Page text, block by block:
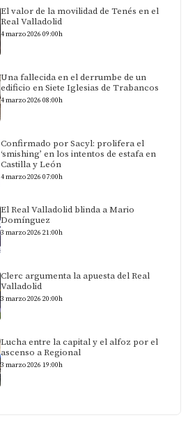
El valor de la movilidad de Tenés en el
Real Valladolid
4 marzo 2026 09:00h
Una fallecida en el derrumbe de un
edificio en Siete Iglesias de Trabancos
4 marzo 2026 08:00h
Confirmado por Sacyl: prolifera el
‘smishing’ en los intentos de estafa en
Castilla y León
4 marzo 2026 07:00h
El Real Valladolid blinda a Mario
Domínguez
3 marzo 2026 21:00h
Clerc argumenta la apuesta del Real
Valladolid
3 marzo 2026 20:00h
Lucha entre la capital y el alfoz por el
ascenso a Regional
3 marzo 2026 19:00h